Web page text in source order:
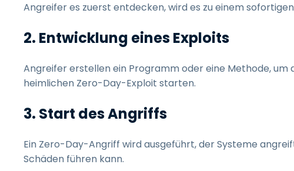
Angreifer es zuerst entdecken, wird es zu einem sofortigen
2. Entwicklung eines Exploits
Angreifer erstellen ein Programm oder eine Methode, um
heimlichen Zero-Day-Exploit starten.
3. Start des Angriffs
Ein Zero-Day-Angriff wird ausgeführt, der Systeme
Schäden führen kann.